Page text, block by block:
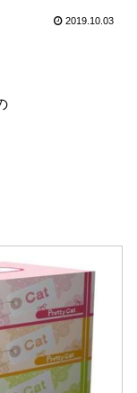
2019.10.03